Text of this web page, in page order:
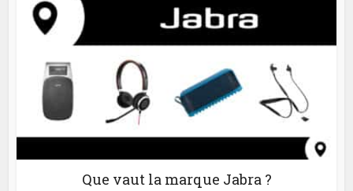
Que vaut la marque Jabra ?